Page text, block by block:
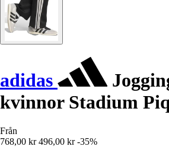
adidas
kvinnor Stadium
Från
768,00 kr 496,00 kr -35%